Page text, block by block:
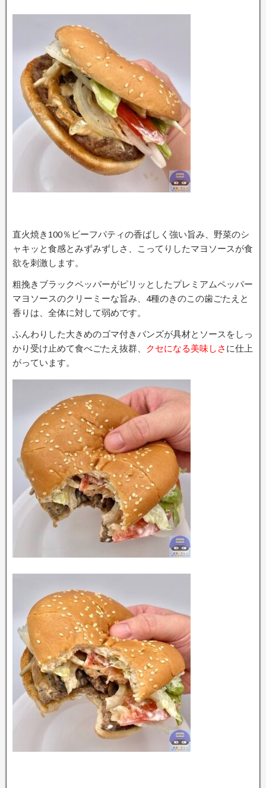
直火焼き100％ビーフパティの香ばしく強い旨み、野菜のシ
ャキッと食感とみずみずしさ、こってりしたマヨソースが食
欲を刺激します。
粗挽きブラックペッパーがピリッとしたプレミアムペッパー
マヨソースのクリーミーな旨み、4種のきのこの歯ごたえと
香りは、全体に対して弱めです。
ふんわりした大きめのゴマ付きバンズが具材とソースをしっ
かり受け止めて食べごたえ抜群、 クセになる美味しさ に仕上
がっています。